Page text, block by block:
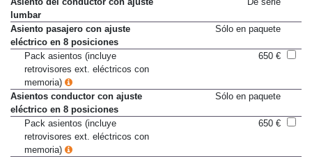
lumbar
Asiento pasajero con ajuste
eléctrico en 8 posiciones
Sólo en paquete
Pack asientos (incluye
retrovisores ext. eléctricos con
memoria)
650 €
Asientos conductor con ajuste
eléctrico en 8 posiciones
Sólo en paquete
Pack asientos (incluye
retrovisores ext. eléctricos con
memoria)
650 €